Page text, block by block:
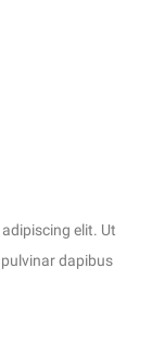
elit. Ut
dapibus